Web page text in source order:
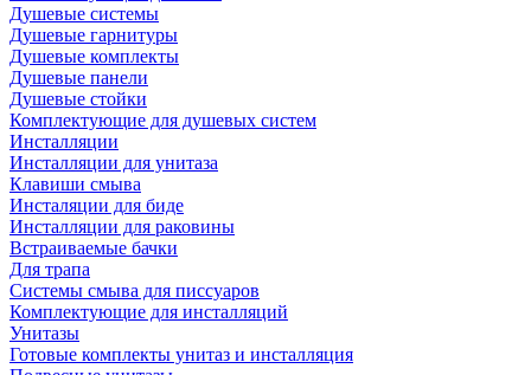
Душевые системы
Душевые гарнитуры
Душевые комплекты
Душевые панели
Душевые стойки
Комплектующие для душевых систем
Инсталляции
Инсталляции для унитаза
Клавиши смыва
Инсталяции для биде
Инсталляции для раковины
Встраиваемые бачки
Для трапа
Системы смыва для писсуаров
Комплектующие для инсталляций
Унитазы
Готовые комплекты унитаз и инсталляция